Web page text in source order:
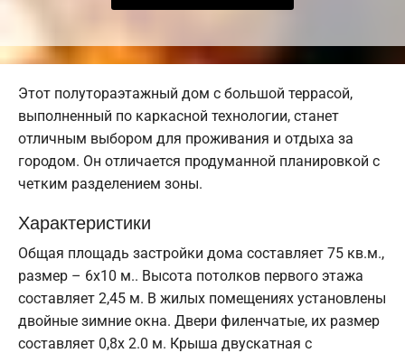
Этот полутораэтажный дом с большой террасой,
выполненный по каркасной технологии, станет
отличным выбором для проживания и отдыха за
городом. Он отличается продуманной планировкой с
четким разделением зоны.
Характеристики
Общая площадь застройки дома составляет 75 кв.м.,
размер – 6х10 м.. Высота потолков первого этажа
составляет 2,45 м. В жилых помещениях установлены
двойные зимние окна. Двери филенчатые, их размер
составляет 0,8x 2.0 м. Крыша двускатная с